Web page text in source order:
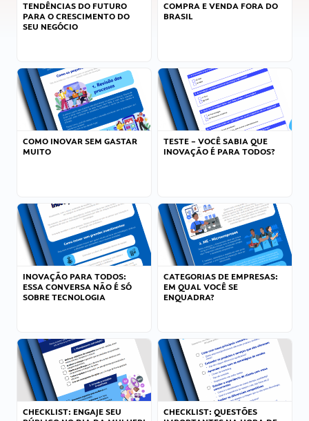
TENDÊNCIAS DO FUTURO
PARA O CRESCIMENTO DO
SEU NEGÓCIO
COMPRA E VENDA FORA DO
BRASIL
COMO INOVAR SEM GASTAR
MUITO
TESTE – VOCÊ SABIA QUE
INOVAÇÃO É PARA TODOS?
INOVAÇÃO PARA TODOS:
ESSA CONVERSA NÃO É SÓ
SOBRE TECNOLOGIA
CATEGORIAS DE EMPRESAS:
EM QUAL VOCÊ SE
ENQUADRA?
CHECKLIST: ENGAJE SEU
CHECKLIST: QUESTÕES